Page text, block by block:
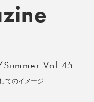
Vol.45
てのイメージ